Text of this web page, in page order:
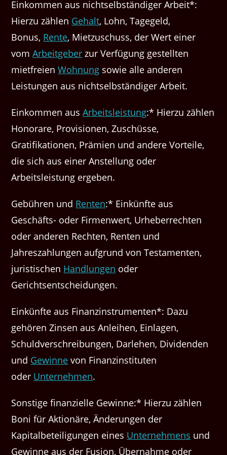
Einkommen aus nichtselbständiger Arbeit*:
Hierzu zählen Gehalt, Lohn, Tagegeld,
Bonus, Rente, Mietzuschuss, der Wert einer
vomArbeitgeber zur Verfügung gestellten
mietfreienWohnung sowie alle anderen
Leistungen aus nichtselbständiger Arbeit.
Einkommen ausArbeitsleistung:* Hierzu zählen
Honorare, Provisionen, Zuschüsse,
Gratifikationen, Prämien und andere Vorteile,
die sich aus einer Anstellung oder
Arbeitsleistung ergeben.
Gebühren und Renten:* Einkünfte aus
Geschäfts- oder Firmenwert, Urheberrechten
oder anderen Rechten, Renten und
Jahreszahlungen aufgrund von Testamenten,
juristischen Handlungen oder
Gerichtsentscheidungen.
Einkünfte aus Finanzinstrumenten*: Dazu
gehören Zinsen aus Anleihen, Einlagen,
Schuldverschreibungen, Darlehen, Dividenden
und Gewinne von Finanzinstituten
oder Unternehmen.
Sonstige finanzielle Gewinne:* Hierzu zählen
Boni für Aktionäre, Änderungen der
Kapitalbeteiligungen eines Unternehmens und
Gewinne aus der Fusion, Übernahme oder